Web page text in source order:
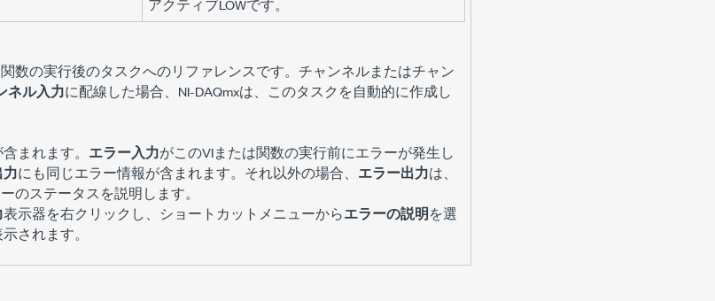
アクティブLOWです。
数の実行後のタスクへのリファレンスです。チャンネルまたはチャン
ネル入力に配線した場合、NI-DAQmxは、このタスクを自動的に作成し
まれます。 エラー入力がこのVIまたは関数の実行前にエラーが発生し
にも同じエラー情報が含まれます。それ以外の場合、 エラー出力は、
のステータスを説明します。
表示器を右クリックし、ショートカットメニューからエラーの説明を選
されます。